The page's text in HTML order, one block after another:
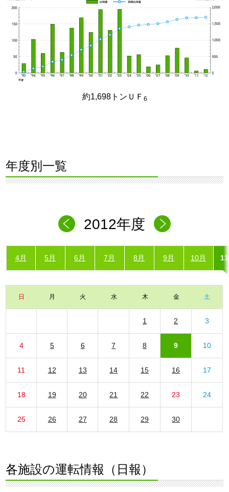
約1,698トンＵＦ 6
年度別一覧
2012年度
4月 5月 6月 7月 8月 9月 10月
日 月 火 水 木 金 土
1 2 3
4 5 6 7 8 9 10
11 12 13 14 15 16 17
18 19 20 21 22 23 24
25 26 27 28 29 30
各施設の運転情報（日報）